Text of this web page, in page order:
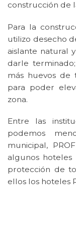
construcción de
Para la
utilizo desecho
aislante natural
darle
más huevos
para poder
zona.
Entre las
podemos
municipal,
algunos
protección de
ellos los hoteles